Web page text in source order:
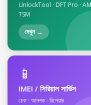
UnlockTool · DFT Pro ·
TSM
দেখুন →
📱
IMEI / সিরিয়াল সার্ভিস
চেক · আনলক · রিপেয়ার